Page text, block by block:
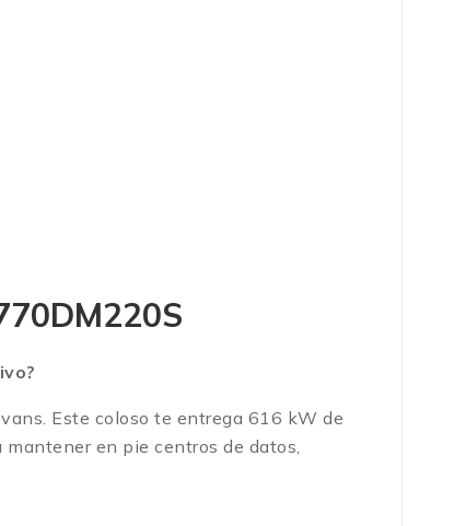
Este coloso te entrega 616 kW de
en pie centros de datos,